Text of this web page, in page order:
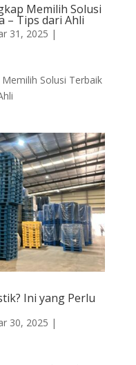
Memilih Solusi
– Tips dari Ahli
31, 2025 |
Solusi Terbaik
Ini yang Perlu
30, 2025 |